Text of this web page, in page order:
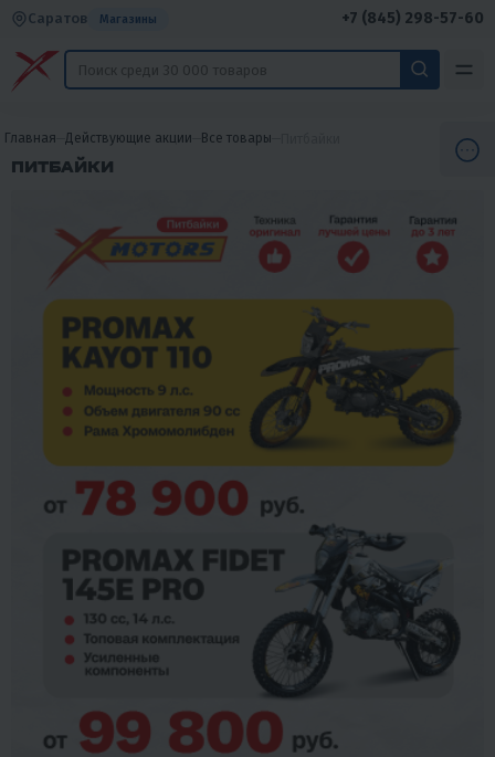
Саратов Магазины +7 (845) 298-57-60
Главная Действующие акции Все товары
ПИТБАЙКИ